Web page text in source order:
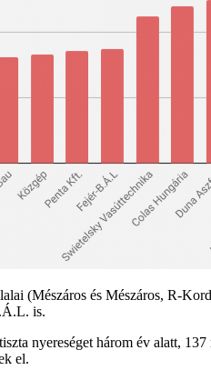
(Mészáros és Mészáros, R-
is.
nyereséget három év alatt,
el.